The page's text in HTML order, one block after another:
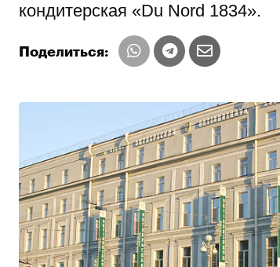
кондитерская «Du Nord 1834».
Поделиться: